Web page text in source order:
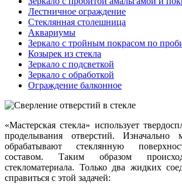
Лестничное ограждение
Стеклянная столешница
Аквариумы
Зеркало с тройным покрасом по
Козырек из стекла
Зеркало с подсветкой
Зеркало с обработкой
Ограждение балконное
«Мастерская стекла» использует
проделывания отверстий. Изначально
обрабатывают стеклянную
составом. Таким образом
стекломатериала. Только два жидких
справиться с этой задачей: